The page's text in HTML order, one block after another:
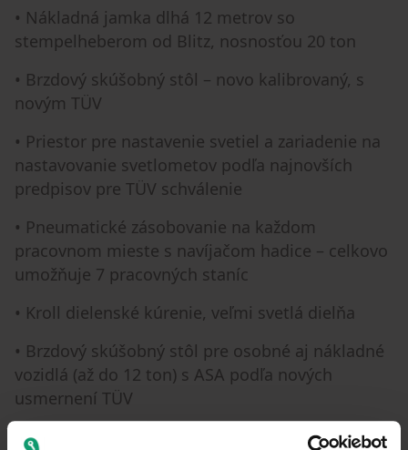
• Nákladná jamka dlhá 12 metrov so
stempelheberom od Blitz, nosnosťou 20 ton
• Brzdový skúšobný stôl – novo kalibrovaný, s
novým TÜV
• Priestor pre nastavenie svetiel a zariadenie na
nastavovanie svetlometov podľa najnovších
predpisov pre TÜV schválenie
• Pneumatické zásobovanie na každom
pracovnom mieste s navíjačom hadice – celkovo
umožňuje 7 pracovných staníc
• Kroll dielenské kúrenie, veľmi svetlá dielňa
• Brzdový skúšobný stôl pre osobné aj nákladné
vozidlá (až do 12 ton) s ASA podľa nových
usmernení TÜV
• Výška stropu 6 metrov; k dispozícii sú